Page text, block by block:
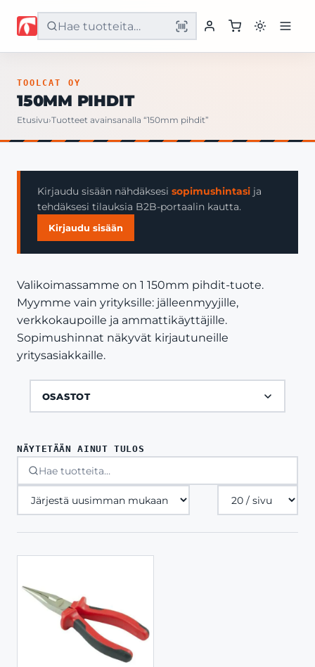
Etusivu
Yritys
Yhteystiedot
TOOLCAT OY
150MM PIHDIT
Etusivu›Tuotteet avainsanalla “150mm pihdit”
Kirjaudu sisään nähdäksesi sopimushintasi ja
tehdäksesi tilauksia B2B-portaalin kautta.
Kirjaudu sisään
Valikoimassamme on 1 150mm pihdit-tuote.
Myymme vain yrityksille: jälleenmyyjille,
verkkokaupoille ja ammattikäyttäjille.
Sopimushinnat näkyvät kirjautuneille
yritysasiakkaille.
OSASTOT
NÄYTETÄÄN AINUT TULOS
Tuotteita
sivulla